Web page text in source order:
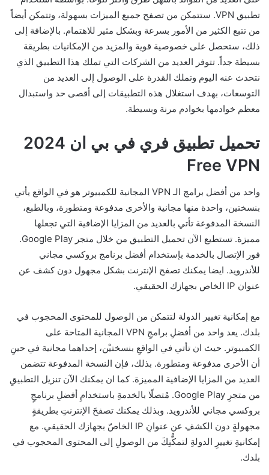
تطبيق VPN. ستتمكن من تصفح جميع الميزات بسهولة، وتتمكن أيضاً
من تتبع الكثير من الأمور بسرعة وبشكل مثير للاهتمام. بالإضافة إلى
ذلك، ستحصل على خصوصية قوية والمزيد من الإمكانيات بطريقة
بسيطة جداً. تتوفر العديد من الشركات التي تملك هذا التطبيق الذي
نتحدث عنه اليوم وتملك القدرة على الوصول إلى العديد من
التوسعات، بهدف استغلال هذه التطبيقات إلى أقصى حد واستبدال
معظم خوادمها بخوادم مرنة وبسيطة.
تحميل تطبيق فري في بي ان 2024
Free VPN
واحد من أفضل برامج الـ VPN المجانية للكمبيوتر هو في الواقع يأتي
بنسختين، واحدة منها مجانية والأخرى مدفوعة ومتطورة، وبالطبع،
النسخة المدفوعة تأتي بالعديد من المزايا الإضافية التي تجعلها
مميزة. تستطيع الآن تحميل التطبيق من خلال متجر Google Play.
فور الإتصال بالخدمة بإستخدام أفضل برنامج بروكسي مجاني
للأندرويد. ايضا يمكنك تصفح الإنترنت بشكل مجهول دون كشف عن
عنوان IP الخاص بجهازك الحقيقي.
مع إمكانية تغيير الدولة لتتمكن من الوصول للمحتوى المحجوب في
بلدك. يعد واحد من أفضلِ برامجِ VPN المجانية المتاحة على
الكمبيوتر. حيث ان تأتي في الواقعِ بنسختيْن، إحداهما مجانية في حينِ
أن الأخرى مدفوعة ومتطورة. بذلك، فإن النسخة المدفوعة تتضمن
العديد من المزايا الإضافية المميزة. كما ان يمكنك الآن تنزيل التطبيقِ
من متجرِ Google Play. مُتصلًا بالخدمةِ باستخدامِ أفضلِ برنامجٍ
بروكسي مجاني للأندرويد. وبذلك يمكنك تصفحَ الإنترنتِ بطريقةٍ
مجهولةٍ دون الكشفِ عن عنوانِ IP الخاصّ بجهازك الحقيقي. مع
إمكانيةِ تغييرِ الدولةِ لتمكُّنِكَ من الوصولِ إلى المحتوى المحجوب في
بلدك.